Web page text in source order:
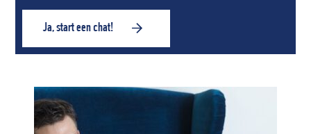
Ja, start een chat!